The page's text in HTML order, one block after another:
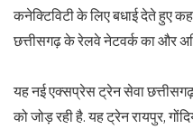
कनेक्टिविटी के लिए बधाई देते हुए
छत्तीसगढ़ के रेलवे नेटवर्क का और
यह नई एक्सप्रेस ट्रेन सेवा
को जोड़ रही है. यह ट्रेन रायपुर,